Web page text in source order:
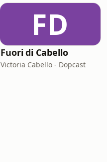
FD
Fuori di Cabello
Victoria Cabello - Dopcast